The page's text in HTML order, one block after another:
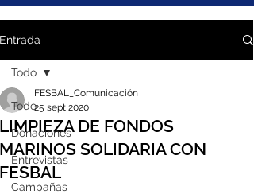
Entrada
Todo
Donaciones
Entrevistas
Campañas
Todo
LIMPIEZA DE FONDOS
MARINOS SOLIDARIA CON
FESBAL
FESBAL_Comunicación
25 sept 2020